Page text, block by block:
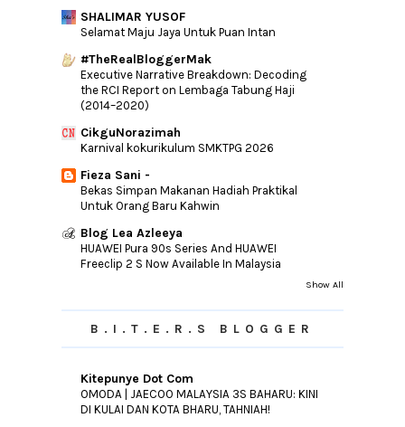
► 2014(46)
2013(154)
►2012(76)
►2011(10)
2010
SHALIMAR YUSOF
Selamat Maju Jaya Untuk Puan Intan
#TheRealBloggerMak
Executive Narrative Breakdown: Decoding
the RCI Report on Lembaga Tabung Haji
(2014–2020)
CikguNorazimah
Karnival kokurikulum SMKTPG 2026
Fieza Sani -
Bekas Simpan Makanan Hadiah Praktikal
Untuk Orang Baru Kahwin
Blog Lea Azleeya
HUAWEI Pura 90s Series And HUAWEI
Freeclip 2 S Now Available In Malaysia
Show All
B.I.T.E.R.S BLOGGER
Kitepunye Dot Com
OMODA | JAECOO MALAYSIA 3S BAHARU: KINI
DI KULAI DAN KOTA BHARU, TAHNIAH!